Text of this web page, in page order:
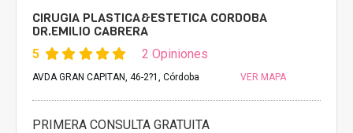
CIRUGIA PLASTICA&ESTETICA CORDOBA
DR.EMILIO CABRERA
5 2 Opiniones
AVDA GRAN CAPITAN, 46-2?1, Córdoba VER MAPA
PRIMERA CONSULTA GRATUITA